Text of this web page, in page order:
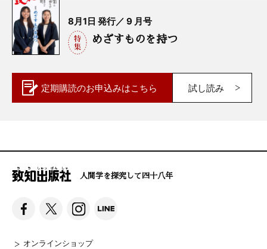
8月1日 発行／ 9 月号
めざすものを持つ
定期購読のお申込みはこちら 試し読み
人間学を探究して四十八年
オンラインショップ